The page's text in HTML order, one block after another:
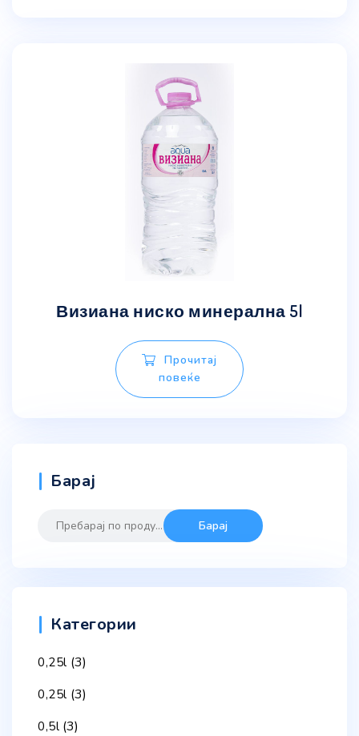
Визиана ниско минерална 5l
Прочитај
повеќе
Барај
Барај
Барај
Категории
0,25l (3)
0,25l (3)
0,5l (3)